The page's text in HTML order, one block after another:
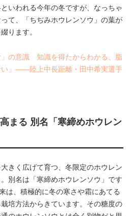
いわれる今年の冬ですが、なっちゃ
て、「ちぢみホウレンソウ」の葉が
ります。
」の意識 知識を得たからわかる、脂
い」――陸上中長距離・田中希実選手
まる 別名「寒締めホウレン
きく広げて育つ、冬限定のホウレン
別名は「寒締めホウレンソウ」です
は、積極的に冬の寒さや霜にあてる
培方法からきています。その糖度の